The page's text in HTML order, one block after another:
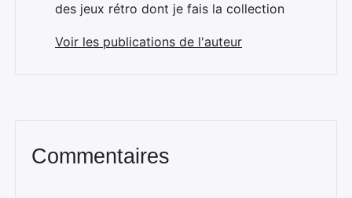
des jeux rétro dont je fais la collection
Voir les publications de l'auteur
Commentaires